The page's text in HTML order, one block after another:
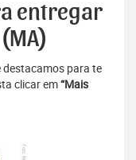
entregar
destacamos para te
clicar em“Mais